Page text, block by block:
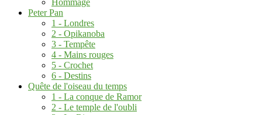
Peter Pan
1 - Londres
2 - Opikanoba
3 - Tempête
4 - Mains rouges
5 - Crochet
6 - Destins
Quête de l'oiseau du temps
1 - La conque de Ramor
2 - Le temple de l'oubli